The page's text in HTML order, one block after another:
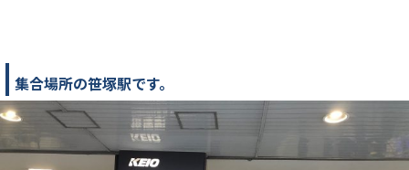
集合場所の笹塚駅です。